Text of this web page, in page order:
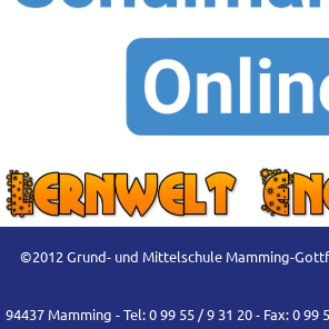
©2012 Grund- und Mittelschule Mamming-
94437 Mamming - Tel: 0 99 55 / 9 31 20 - Fax: 0 99